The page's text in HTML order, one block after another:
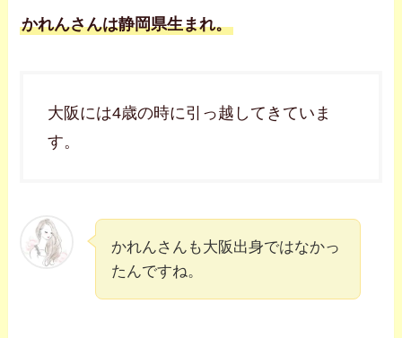
かれんさんは静岡県生まれ。
大阪には4歳の時に引っ越してきていま
す。
かれんさんも大阪出身ではなかっ
たんですね。